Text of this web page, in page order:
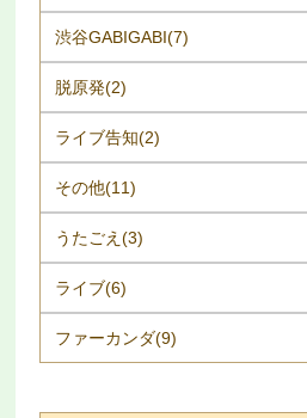
渋谷GABIGABI(7)
脱原発(2)
ライブ告知(2)
その他(11)
うたごえ(3)
ライブ(6)
ファーカンダ(9)